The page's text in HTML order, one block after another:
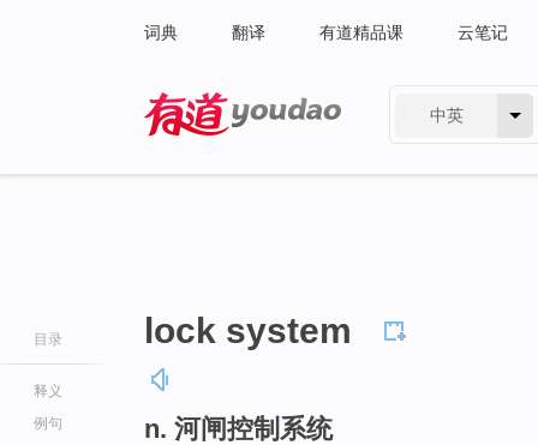
词典 翻译 有道精品课 云笔记
中英
目录
释义
例句
lock system
n. 河闸控制系统